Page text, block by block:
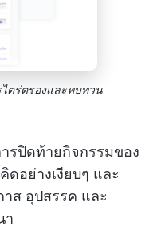
ตร่ตรองและทบทวน
รปิดท้ายกิจกรรมของ
อย่างเงียบๆ และ
ส อุปสรรค และ
า